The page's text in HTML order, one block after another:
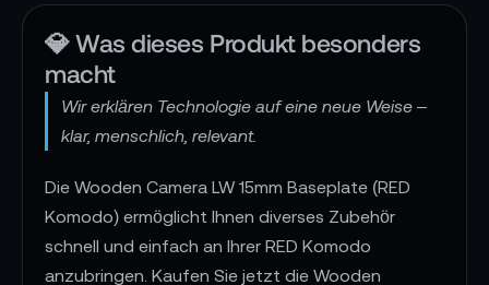
💎 Was dieses Produkt besonders
macht
Wir erklären Technologie auf eine neue Weise –
klar, menschlich, relevant.
Die Wooden Camera LW 15mm Baseplate (RED
Komodo) ermöglicht Ihnen diverses Zubehör
schnell und einfach an Ihrer RED Komodo
anzubringen. Kaufen Sie jetzt die Wooden